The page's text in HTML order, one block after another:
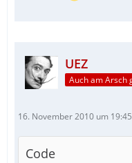
UEZ
16. November 2010 um 19:45
Code